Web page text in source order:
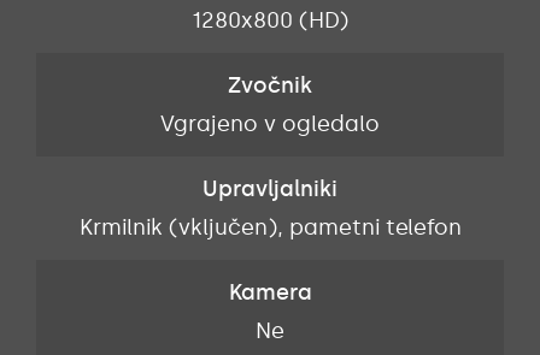
1280x800 (HD)
Zvočnik
Vgrajeno v ogledalo
Upravljalniki
Krmilnik (vključen), pametni telefon
Kamera
Ne